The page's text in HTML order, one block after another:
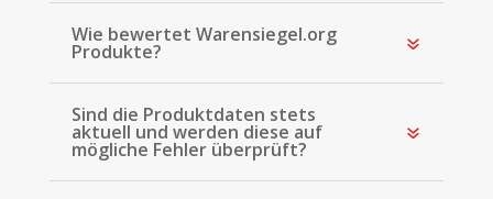
Wie bewertet Warensiegel.org
Produkte?
Sind die Produktdaten stets
aktuell und werden diese auf
mögliche Fehler überprüft?